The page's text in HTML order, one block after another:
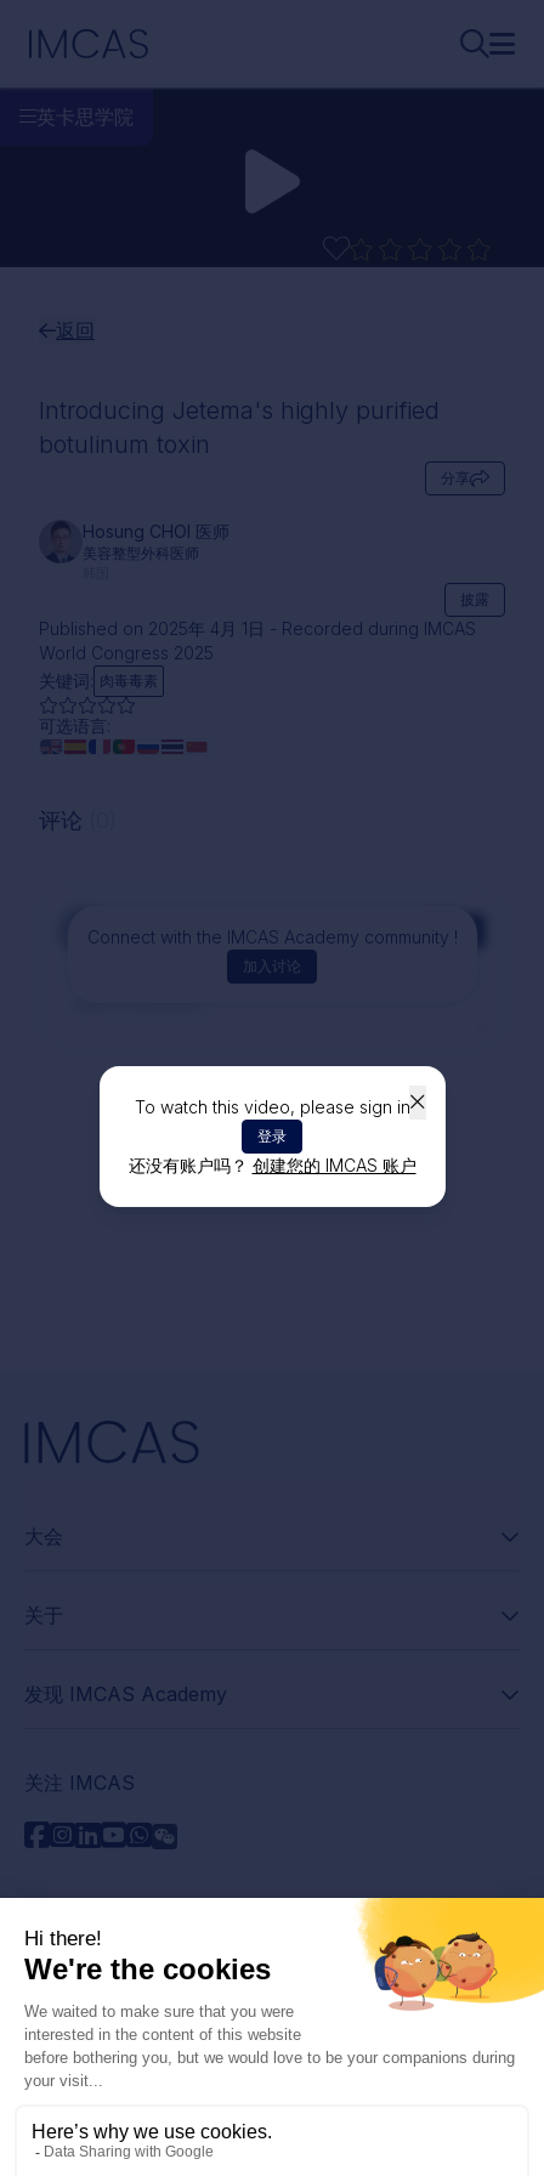
IMCAS
搜索...打开
英卡思学院
To watch this video, please sign in
登录
还没有账户吗？ 创建您的 IMCAS 账户
返回
Introducing Jetema's highly purified
botulinum toxin
分享
Hosung CHOI 医师
美容整型外科医师
披露
Published on 2025年 4月 1日 - Recorded during IMCAS
World Congress 2025
关键词: 肉毒毒素
可选语言:
评论
Connect with the IMCAS Academy community !
加入讨论
评论
大会
关于
发现 IMCAS Academy
关注 IMCAS
联系我们
阅读常见问题解答
隐私政策